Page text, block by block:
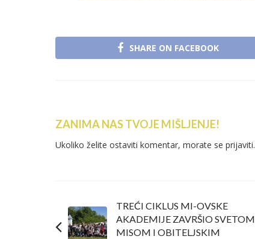
SHARE ON FACEBOOK
ZANIMA NAS TVOJE MIŠLJENJE!
Ukoliko želite ostaviti komentar, morate se prijaviti.
TREĆI CIKLUS MI-OVSKE
AKADEMIJE ZAVRŠIO SVETOM
MISOM I OBITELJSKIM